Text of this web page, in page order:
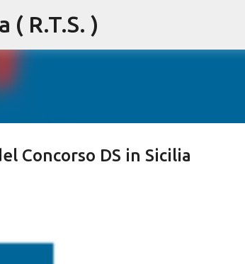
ai contenuti principali
R.T.S. )
Concorso DS in Sicilia